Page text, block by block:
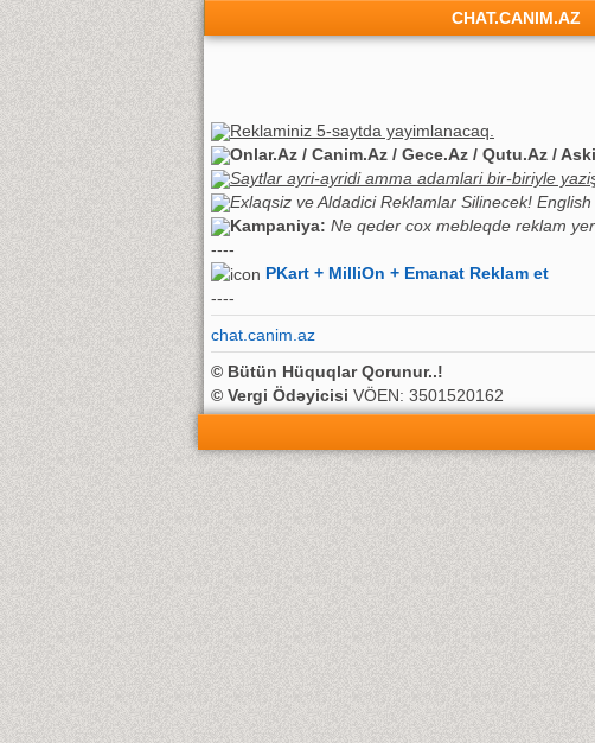
CHAT.CANIM.AZ
Reklaminiz 5-saytda yayimlanacaq.
Onlar.Az / Canim.Az / Gece.Az / Qutu.Az /
Saytlar ayri-ayridi amma adamlari bir-biriyle
Exlaqsiz ve Aldadici Reklamlar Silinecek!
Kampaniya: Ne qeder cox mebleqde reklam
----
PKart + MilliOn + Emanat Reklam et
----
chat.canim.az
© Bütün Hüquqlar Qorunur..!
© Vergi Ödəyicisi VÖEN: 3501520162